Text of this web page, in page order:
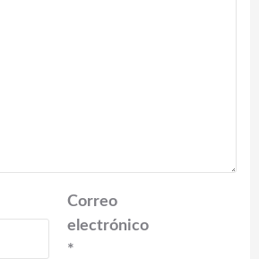
Correo
electrónico
*